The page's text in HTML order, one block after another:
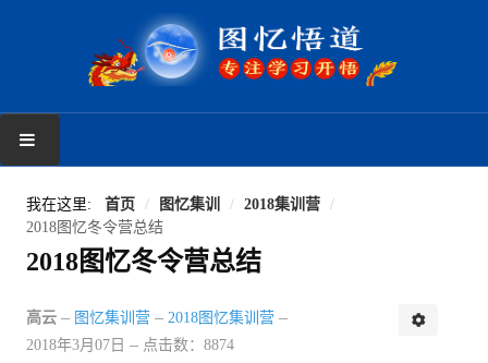
学习反馈
读者反馈
我在这里: 首页 / 图忆集训 / 2018集训营 /
2018图忆冬令营总结
2018图忆冬令营总结
高云 图忆集训营
2018图忆集训营
2018年3月07日
点击数：8874